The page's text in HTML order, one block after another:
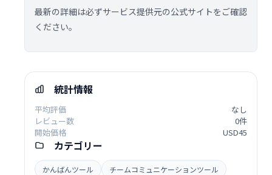
最新の詳細は必ずサービス提供元の公式サイトをご確認
ください。
統計情報
平均評価
なし
レビュー数
0件
開始価格
USD45
カテゴリー
かんばんツール チームコミュニケーションツール